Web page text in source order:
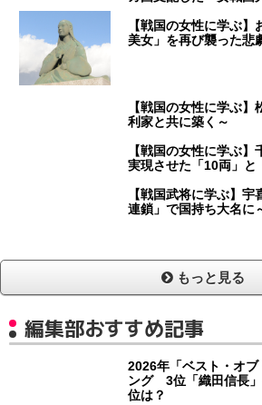
【戦国の女性に学ぶ
美女」を再び襲った悲
【戦国の女性に学ぶ】
利家と共に築く～
【戦国の女性に学ぶ
実現させた「10両」と
【戦国武将に学ぶ】
連鎖」で国持ち大名に
もっと見る
編集部おすすめ記事
2026年「ベスト・オ
ング 3位「織田信長
位は？